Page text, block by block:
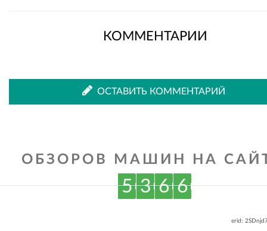
КОММЕНТАРИИ
ОСТАВИТЬ КОММЕНТАРИЙ
ОБЗОРОВ МАШИН НА
5 3 6 6
erid: